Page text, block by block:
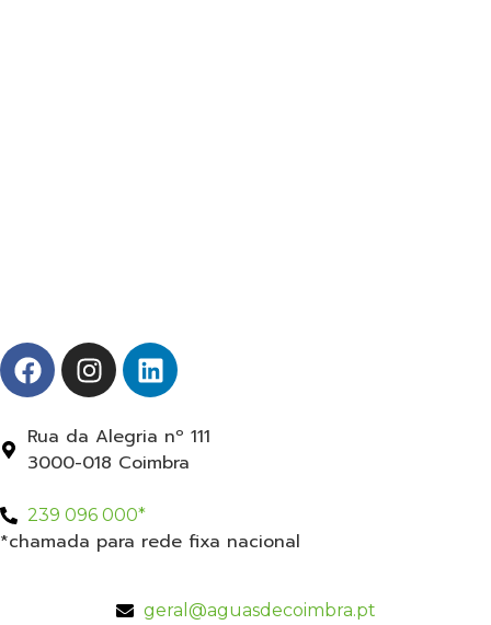
Rua da Alegria nº 111
3000-018 Coimbra
239 096 000*
*chamada para rede fixa nacional
geral@aguasdecoimbra.pt